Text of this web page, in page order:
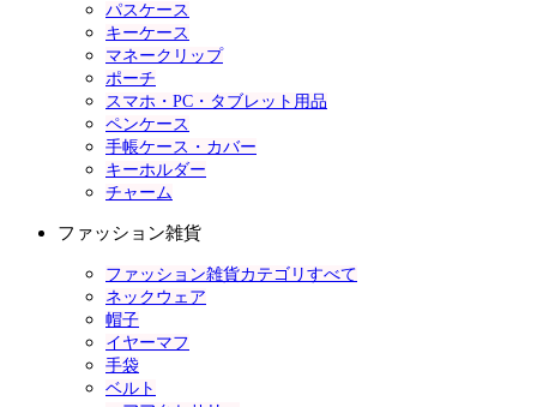
パスケース
キーケース
マネークリップ
ポーチ
スマホ・PC・タブレット用品
ペンケース
手帳ケース・カバー
キーホルダー
チャーム
ファッション雑貨
ファッション雑貨カテゴリすべて
ネックウェア
帽子
イヤーマフ
手袋
ベルト